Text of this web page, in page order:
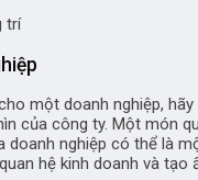
một doanh nghiệp,
của công ty. Một món
doanh nghiệp có thể là
hệ kinh doanh và tạo